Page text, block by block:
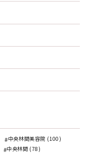
中央林間美容院 (100)
中央林間 (78)